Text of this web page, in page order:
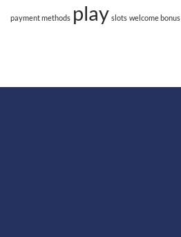
payment methods play slots welcome bonus